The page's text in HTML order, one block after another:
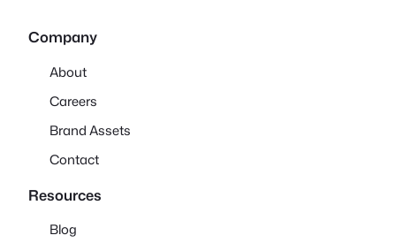
Company
About
Careers
Brand Assets
Contact
Resources
Blog